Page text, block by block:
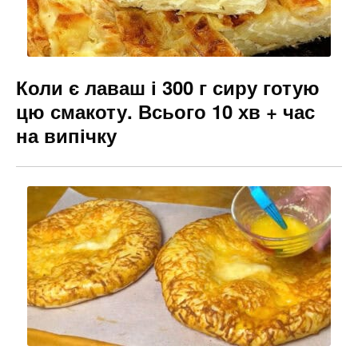
Коли є лаваш і 300 г сиру готую
цю смакоту. Всього 10 хв + час
на випічку